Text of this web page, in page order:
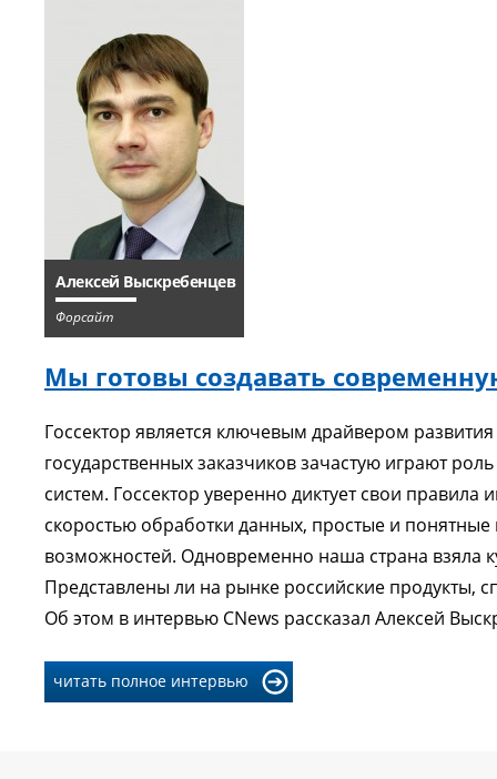
Алексей Выскребенцев
Форсайт
Мы готовы создавать
Госсектор является ключевым драйвером
государственных заказчиков зачастую играют
систем. Госсектор уверенно диктует свои
скоростью обработки данных, простые и
возможностей. Одновременно наша страна взяла
Представлены ли на рынке российские продукты,
Об этом в интервью CNews рассказал Алексей
читать полное интервью